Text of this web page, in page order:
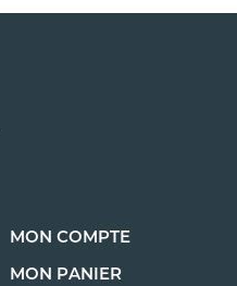
MON COMPTE
MON PANIER